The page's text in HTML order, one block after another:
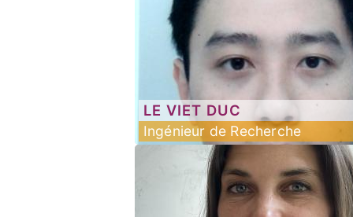
LE VIET DUC
Ingénieur de Recherche